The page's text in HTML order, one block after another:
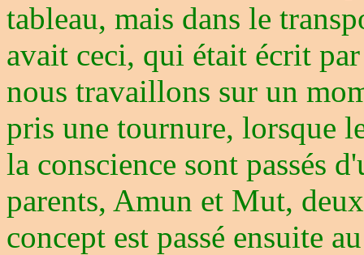
tableau, mais dans le
avait ceci, qui était écrit
nous travaillons sur un
pris une tournure, lorsque
la conscience sont passés
parents, Amun et Mut,
concept est passé ensuite